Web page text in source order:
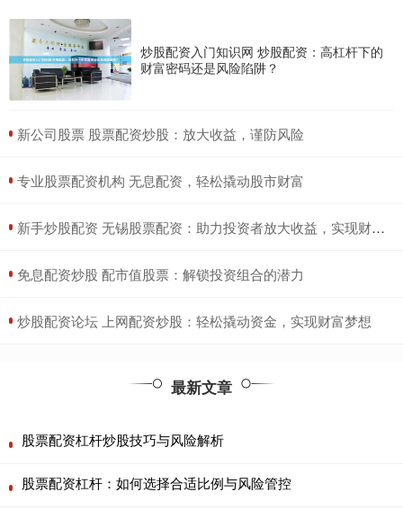
炒股配资入门知识网 炒股配资：高杠杆下的
财富密码还是风险陷阱？
​新公司股票 股票配资炒股：放大收益，谨防风险
​专业股票配资机构 无息配资，轻松撬动股市财富
​新手炒股配资 无锡股票配资：助力投资者放大收益，实现财富梦想
​免息配资炒股 配市值股票：解锁投资组合的潜力
​炒股配资论坛 上网配资炒股：轻松撬动资金，实现财富梦想
最新文章
股票配资杠杆炒股技巧与风险解析
股票配资杠杆：如何选择合适比例与风险管控